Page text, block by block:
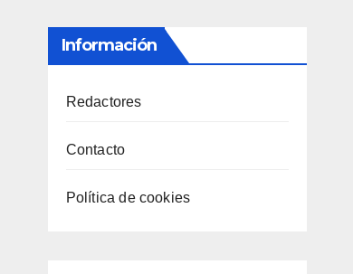
Información
Redactores
Contacto
Política de cookies